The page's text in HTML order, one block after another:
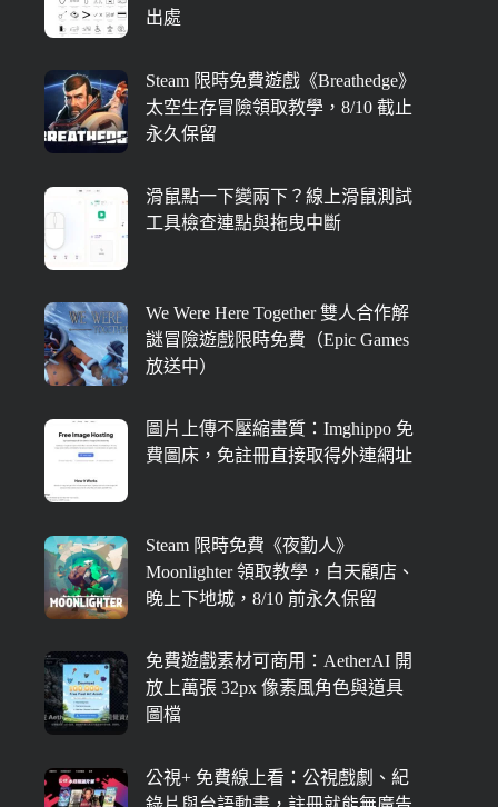
出處
Steam 限時免費遊戲《Breathedge》
太空生存冒險領取教學，8/10 截止
永久保留
滑鼠點一下變兩下？線上滑鼠測試
工具檢查連點與拖曳中斷
We Were Here Together 雙人合作解
謎冒險遊戲限時免費（Epic Games
放送中）
圖片上傳不壓縮畫質：Imghippo 免
費圖床，免註冊直接取得外連網址
Steam 限時免費《夜勤人》
Moonlighter 領取教學，白天顧店、
晚上下地城，8/10 前永久保留
免費遊戲素材可商用：AetherAI 開
放上萬張 32px 像素風角色與道具
圖檔
公視+ 免費線上看：公視戲劇、紀